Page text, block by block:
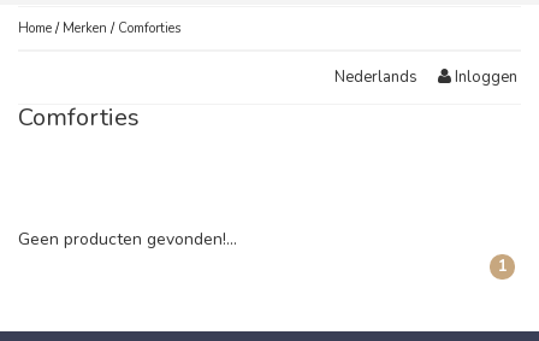
Home / Merken / Comforties
Nederlands Inloggen
Comforties
Geen producten gevonden!...
1